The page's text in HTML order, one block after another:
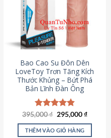
Bao Cao Su Đôn Dên
LoveToy Trơn Tăng Kích
Thước Khủng – Bứt Phá
Bản Lĩnh Đàn Ông
Được xếp
hạng4.82
5 sao
395,000₫ Giá
là:
395,000 ₫.
295,000₫Giá
tại
THÊM VÀO GIỎ HÀNG